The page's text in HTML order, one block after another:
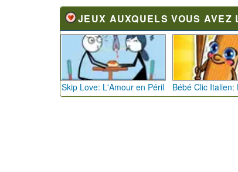
JEUX AUXQUELS VOUS AVEZ
Skip Love: L'Amour en Péril